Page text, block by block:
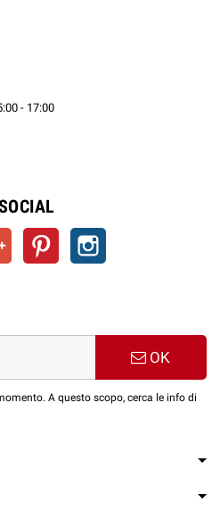
- 17:00
Google+ Pinterest
OK
A questo scopo, cerca le info di